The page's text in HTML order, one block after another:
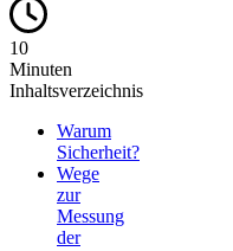
10
Minuten
Inhaltsverzeichnis
Warum
Sicherheit?
Wege
zur
Messung
der